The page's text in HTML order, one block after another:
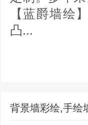
【蓝爵墙绘
凸...
背景墙彩绘,手绘